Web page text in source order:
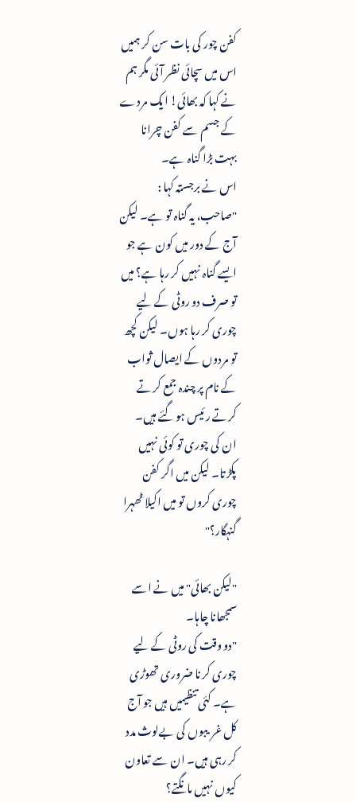
کفن چور کی بات سن کر ہمیں
اس میں سچائی نظر آئی مگر ہم
نے کہا کہ بھائی! ایک مردے
کے جسم سے کفن چرانا
بہت بڑا گناہ ہے۔
اس نے برجستہ کہا :
"صاحب، یہ گناہ تو ہے۔ لیکن
آج کے دور میں کون ہے جو
ایسے گناہ نہیں کر رہا ہے؟ میں
تو صرف دو روٹی کے لیے
چوری کر رہا ہوں۔ لیکن کچھ
تو مردوں کے ایصال ثواب
کے نام پر چندہ جمع کرتے
کرتے رئیس ہو گئے ہیں۔
ان کی چوری تو کوئی نہیں
پکڑتا۔ لیکن میں اگر کفن
چوری کروں تو میں اکیلا ٹھہرا
گنہگار؟"
"لیکن بھائی" میں نے اسے
سمجھانا چاہا۔
"دو وقت کی روٹی کے لیے
چوری کرنا ضروری تھوڑی
ہے۔ کئی تنظیمیں ہیں جو آج
کل غریبوں کی بےلوث مدد
کر رہی ہیں۔ ان سے تعاون
کیوں نہیں مانگتے؟